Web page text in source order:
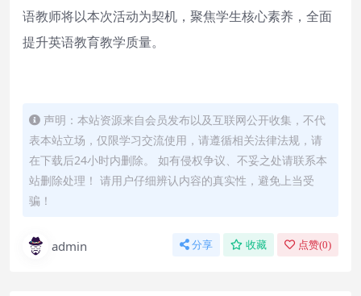
语教师将以本次活动为契机，聚焦学生核心素养，全面
提升英语教育教学质量。
声明：本站资源来自会员发布以及互联网公开收集，不代
表本站立场，仅限学习交流使用，请遵循相关法律法规，请
在下载后24小时内删除。 如有侵权争议、不妥之处请联系本
站删除处理！ 请用户仔细辨认内容的真实性，避免上当受
骗！
admin 分享 收藏 点赞(0)